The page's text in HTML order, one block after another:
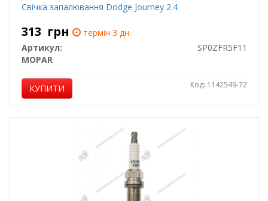
Свічка запалювання Dodge Journey 2.4
313 грн
термін 3 дн.
Артикул:
SP0ZFR5F11
MOPAR
КУПИТИ Код: 1142549-72